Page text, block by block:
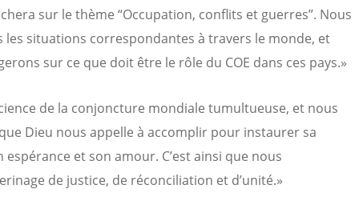
sur le thème “Occupation, conflits et guerres”. Nous
les situations correspondantes à travers le monde, et
sur ce que doit être le rôle du COE dans ces pays.»
de la conjoncture mondiale tumultueuse, et nous
Dieu nous appelle à accomplir pour instaurer sa
espérance et son amour. C’est ainsi que nous
de justice, de réconciliation et d’unité.»